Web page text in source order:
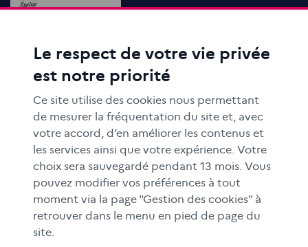
ACTIONS ÉDUCATIVES
FORMATION
RESSOURCES
MÉDIAS SCOLAIRES
FAMILLES
Le CLEMI
En académies
À l'international
CLEMI sup
Le respect de votre vie privée
est notre priorité
Ce site utilise des cookies nous permettant
de mesurer la fréquentation du site et, avec
votre accord, d’en améliorer les contenus et
les services ainsi que votre expérience. Votre
choix sera sauvegardé pendant 13 mois. Vous
pouvez modifier vos préférences à tout
moment via la page "Gestion des cookies" à
retrouver dans le menu en pied de page du
site.